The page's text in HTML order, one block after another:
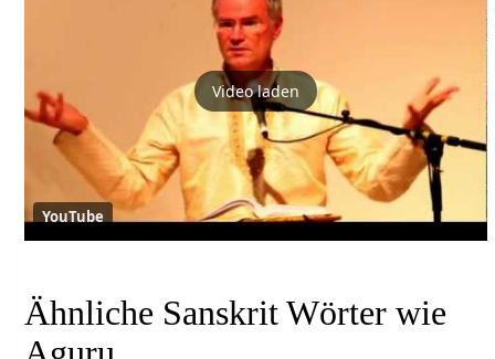
Video laden
YouTube
Ähnliche Sanskrit Wörter wie